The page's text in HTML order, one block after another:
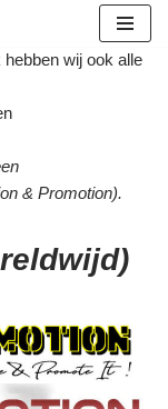
wij ook alle
& Promotion).